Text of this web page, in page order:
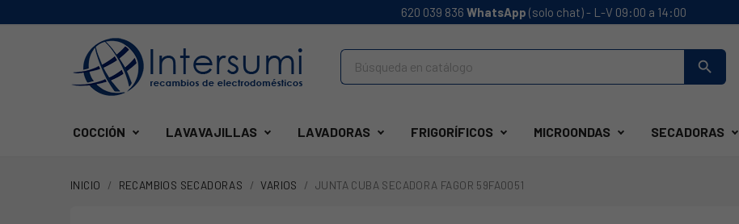
620 039 836 WhatsApp (solo chat) - L-V 09:00 a 14:00
search
COCCIÓN LAVAVAJILLAS LAVADORAS FRIGORÍFICOS MICROONDAS SECADORAS
INICIO RECAMBIOS SECADORAS VARIOS JUNTA CUBA SECADORA FAGOR 59FA0051